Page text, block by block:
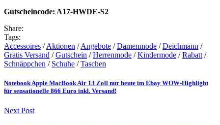
Gutscheincode: A17-HWDE-S2
Share:
Tags:
Accessoires /Aktionen /Angebote /Damenmode /Deichmann /
Gratis Versand /Gutschein /Herrenmode /Kindermode /Rabatt /
Schnäppchen / Schuhe /Taschen
Notebook Apple MacBook Air 13 Zoll nur heute im Ebay WOW-Highlight
für sensationelle 866 Euro inkl. Versand!
Next Post